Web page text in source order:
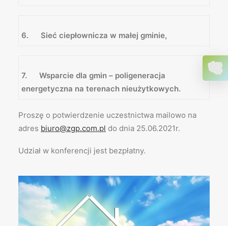
6. Sieć ciepłownicza w małej gminie,
7. Wsparcie dla gmin – poligeneracja
energetyczna na terenach nieużytkowych.
Proszę o potwierdzenie uczestnictwa mailowo na
adres biuro@zgp.com.pl do dnia 25.06.2021r.
Udział w konferencji jest bezpłatny.